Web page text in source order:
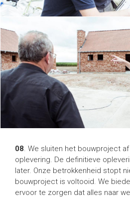
08 . We sluiten het bouwproject
oplevering. De definitieve
later. Onze betrokkenheid stopt
bouwproject is voltooid. We
ervoor te zorgen dat alles naar